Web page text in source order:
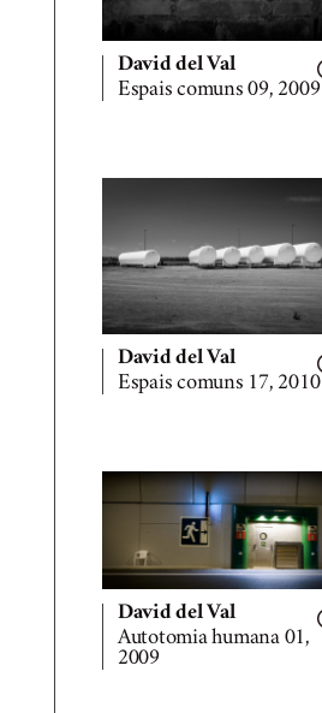
David del Val
Espais comuns 09, 2009
David del Val
Espais comuns 17, 2010
David del Val
Autotomia humana 01,
2009